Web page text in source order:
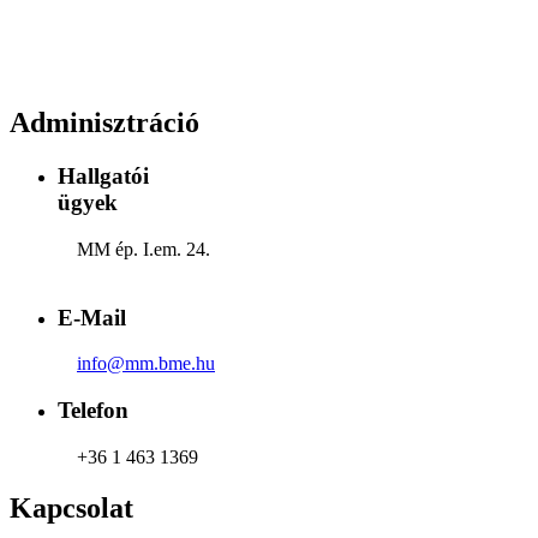
Adminisztráció
Hallgatói
ügyek
MM ép. I.em. 24.
E-Mail
info@mm.bme.hu
Telefon
+36 1 463 1369
Kapcsolat